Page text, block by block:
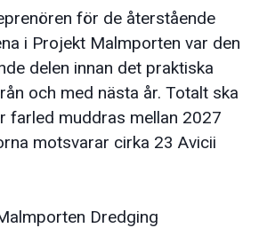
för de återstående
i Projekt Malmporten var den
delen innan det praktiska
och med nästa år. Totalt ska
farled muddras mellan 2027
motsvarar cirka 23 Avicii
Dredging